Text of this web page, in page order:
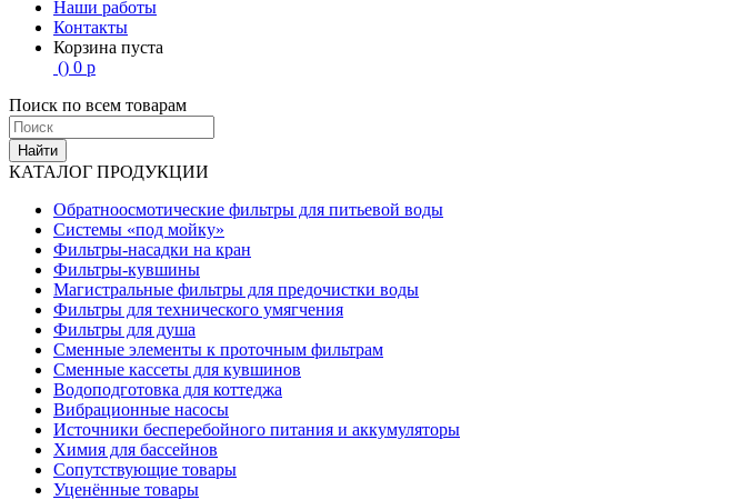
Наши работы
Контакты
Корзина пуста
() 0 р
Поиск по всем товарам
Найти
КАТАЛОГ ПРОДУКЦИИ
Обратноосмотические фильтры для питьевой воды
Системы «под мойку»
Фильтры-насадки на кран
Фильтры-кувшины
Магистральные фильтры для предочистки воды
Фильтры для технического умягчения
Фильтры для душа
Сменные элементы к проточным фильтрам
Сменные кассеты для кувшинов
Водоподготовка для коттеджа
Вибрационные насосы
Источники бесперебойного питания и аккумуляторы
Химия для бассейнов
Сопутствующие товары
Уценённые товары